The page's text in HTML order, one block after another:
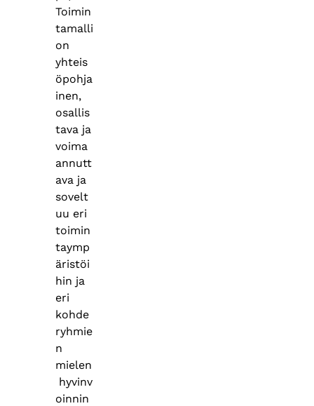
Toimin
tamalli
on
yhteis
öpohja
inen,
osallis
tava ja
voima
annutt
ava ja
sovelt
uu eri
toimin
taymp
äristöi
hin ja
eri
kohde
ryhmie
n
mielen
hyvinv
oinnin